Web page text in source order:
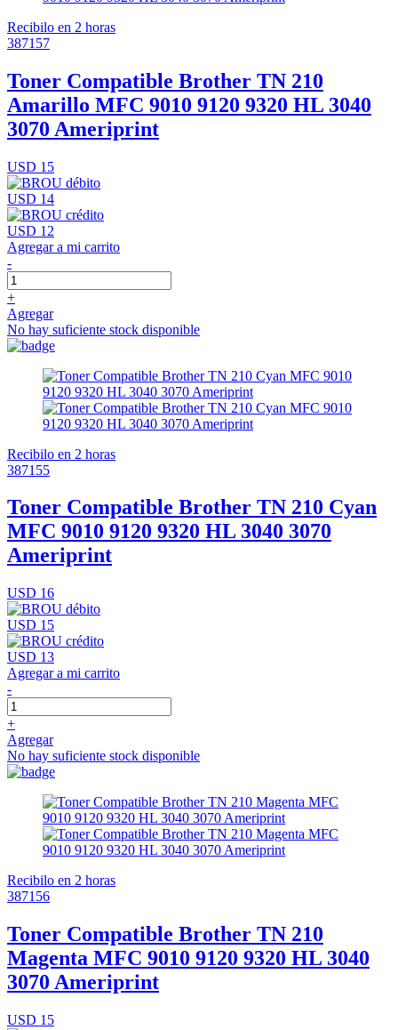
Recibilo en 2 horas
387157
Toner Compatible Brother TN 210
Amarillo MFC 9010 9120 9320 HL 3040
3070 Ameriprint
USD 15
USD 14
USD 12
Agregar a mi carrito
-
+
Agregar
No hay suficiente stock disponible
Recibilo en 2 horas
387155
Toner Compatible Brother TN 210 Cyan
MFC 9010 9120 9320 HL 3040 3070
Ameriprint
USD 16
USD 15
USD 13
Agregar a mi carrito
-
+
Agregar
No hay suficiente stock disponible
Recibilo en 2 horas
387156
Toner Compatible Brother TN 210
Magenta MFC 9010 9120 9320 HL 3040
3070 Ameriprint
USD 15